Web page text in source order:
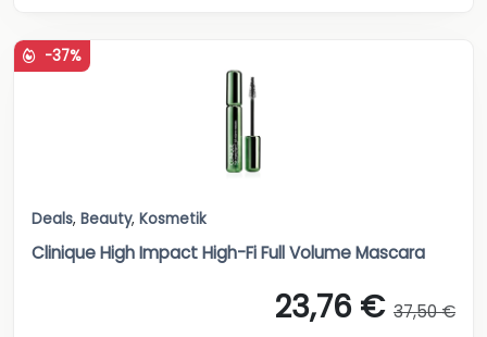
-37%
Deals, Beauty, Kosmetik
Clinique High Impact High-Fi Full Volume Mascara
23,76 € 37,50 €